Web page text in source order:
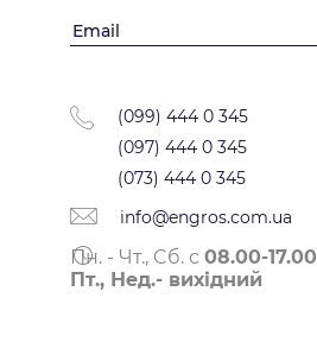
(099) 444 0 345
(097) 444 0 345
(073) 444 0 345
info@engros.com.ua
Пн. - Чт., Cб. с 08.00-17.00
Пт., Нед.- вихідний